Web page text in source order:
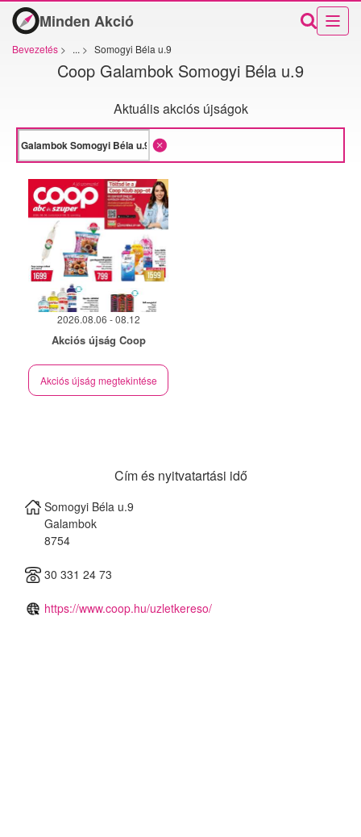
Minden Akció
Bevezetés > ... > Somogyi Béla u.9
Coop Galambok Somogyi Béla u.9
Aktuális akciós újságok
2026.08.06 - 08.12
Akciós újság Coop
Akciós újság megtekintése
Cím és nyitvatartási idő
Somogyi Béla u.9
Galambok
8754
30 331 24 73
https://www.coop.hu/uzletkereso/